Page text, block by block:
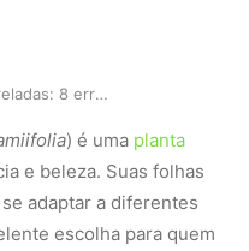
Zamioculcas amareladas: 8 erros que podem estar…
) é uma planta
e beleza. Suas folhas
adaptar a diferentes
escolha para quem